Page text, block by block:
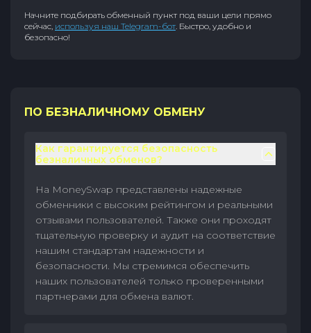
Начните подбирать обменный пункт под ваши цели прямо
сейчас, используя наш Telegram-бот. Быстро, удобно и
безопасно!
ПО БЕЗНАЛИЧНОМУ ОБМЕНУ
Как гарантируется безопасность
безналичных обменов?
На MoneySwap представлены надежные
обменники с высоким рейтингом и реальными
отзывами пользователей. Также они проходят
тщательную проверку и аудит на соответствие
нашим стандартам надежности и
безопасности. Мы стремимся обеспечить
наших пользователей только проверенными
партнерами для обмена валют.